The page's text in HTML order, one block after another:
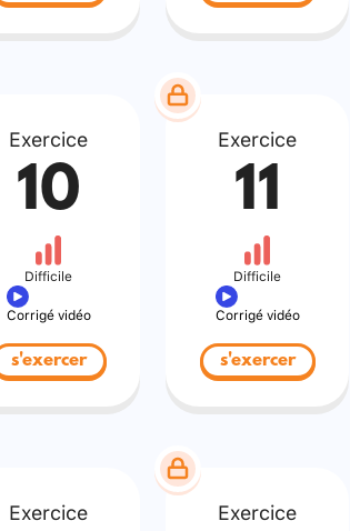
Exercice
10
Difficile
Corrigé vidéo
s'exercer
Exercice
11
Difficile
Corrigé vidéo
s'exercer
Exercice Exercice